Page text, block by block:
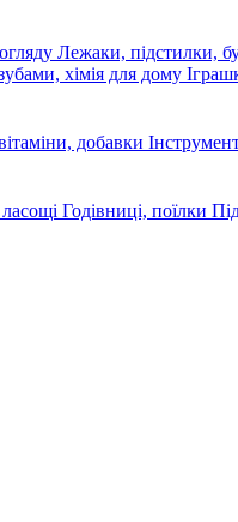
Лежаки, підстилки,
хімія для дому
добавки
Годівниці, поїлки